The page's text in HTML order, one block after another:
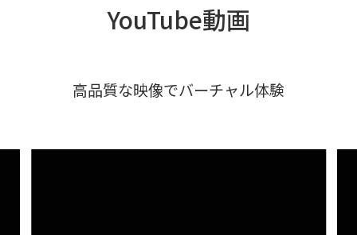
YouTube動画
高品質な映像でバーチャル体験